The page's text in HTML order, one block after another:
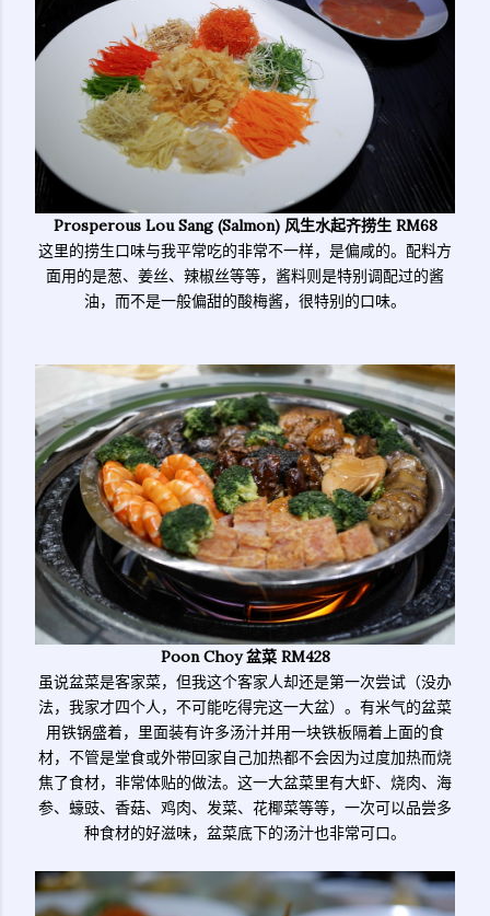
Prosperous Lou Sang (Salmon) 风生水起齐捞生 RM68
这里的捞生口味与我平常吃的非常不一样，是偏咸的。配料方
面用的是葱、姜丝、辣椒丝等等，酱料则是特别调配过的酱
油，而不是一般偏甜的酸梅酱，很特别的口味。
Poon Choy 盆菜 RM428
虽说盆菜是客家菜，但我这个客家人却还是第一次尝试（没办
法，我家才四个人，不可能吃得完这一大盆）。有米气的盆菜
用铁锅盛着，里面装有许多汤汁并用一块铁板隔着上面的食
材，不管是堂食或外带回家自己加热都不会因为过度加热而烧
焦了食材，非常体贴的做法。这一大盆菜里有大虾、烧肉、海
参、蠔豉、香菇、鸡肉、发菜、花椰菜等等，一次可以品尝多
种食材的好滋味，盆菜底下的汤汁也非常可口。